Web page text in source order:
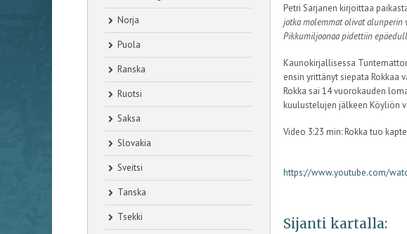
Norja
Puola
Ranska
Ruotsi
Saksa
Slovakia
Sveitsi
Tanska
Tsekki
Petri Sarjanen kirjoittaa
jotka molemmat olivat alunperin
Pikkumiljoonaa pidettiin
Kaunokirjallisessa
ensin yrittänyt siepata Rokkaa
Rokka sai 14 vuorokauden
kuulustelujen jälkeen Köyliön
Video 3:23 min: Rokka tuo
https://www.youtube.com/
Sijanti kartalla: